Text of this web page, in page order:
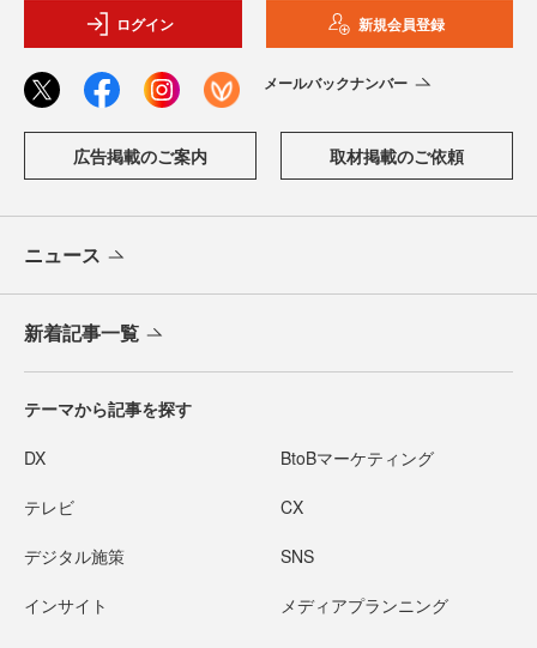
ログイン 新規会員登録
メールバックナンバー
広告掲載のご案内 取材掲載のご依頼
ニュース
新着記事一覧
テーマから記事を探す
DX BtoBマーケティング
テレビ CX
デジタル施策 SNS
インサイト メディアプランニング